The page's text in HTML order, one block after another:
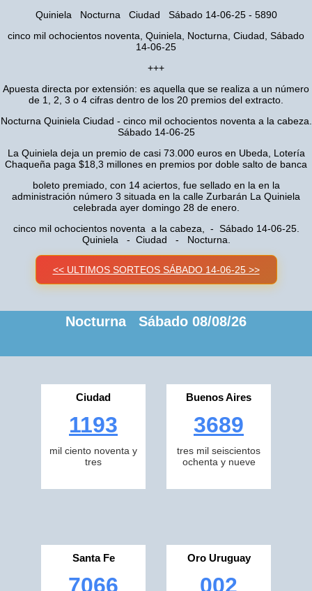
Quiniela Nocturna Ciudad Sábado 14-06-25 - 5890
cinco mil ochocientos noventa, Quiniela, Nocturna, Ciudad, Sábado
14-06-25
+++
Apuesta directa por extensión: es aquella que se realiza a un número
de 1, 2, 3 o 4 cifras dentro de los 20 premios del extracto.
Nocturna Quiniela Ciudad - cinco mil ochocientos noventa a la cabeza.
Sábado 14-06-25
La Quiniela deja un premio de casi 73.000 euros en Ubeda, Lotería
Chaqueña paga $18,3 millones en premios por doble salto de banca
boleto premiado, con 14 aciertos, fue sellado en la en la
administración número 3 situada en la calle Zurbarán La Quiniela
celebrada ayer domingo 28 de enero.
cinco mil ochocientos noventa a la cabeza, - Sábado 14-06-25.
Quiniela - Ciudad - Nocturna.
<< ULTIMOS SORTEOS SÁBADO 14-06-25 >>
Nocturna Sábado 08/08/26
Ciudad
1193
mil ciento noventa y
tres
Buenos Aires
3689
tres mil seiscientos
ochenta y nueve
Santa Fe
7066
Oro Uruguay
002